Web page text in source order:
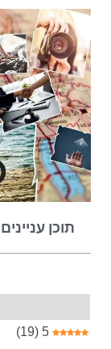
תוכן עניינים
5
(
19
)